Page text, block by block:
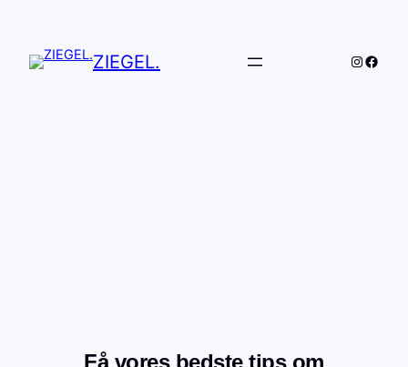
indhold
ZIEGEL.
Få vores bedste tips om